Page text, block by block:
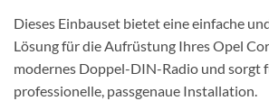
Dieses Einbauset bietet eine einfache
Lösung für die Aufrüstung Ihres Opel
modernes Doppel-DIN-Radio und sorgt
professionelle, passgenaue Installation.